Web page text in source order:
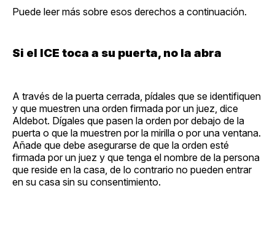
Puede leer más sobre esos derechos a continuación.
Si el ICE toca a su puerta, no la abra
A través de la puerta cerrada, pídales que se identifiquen
y que muestren una orden firmada por un juez, dice
Aldebot. Dígales que pasen la orden por debajo de la
puerta o que la muestren por la mirilla o por una ventana.
Añade que debe asegurarse de que la orden esté
firmada por un juez y que tenga el nombre de la persona
que reside en la casa, de lo contrario no pueden entrar
en su casa sin su consentimiento.